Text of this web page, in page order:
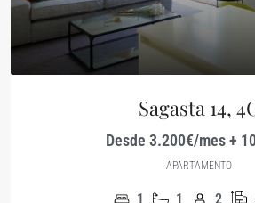
Sagasta 14,
Desde 3.200€/mes +
APARTAMENTO
1 1 2